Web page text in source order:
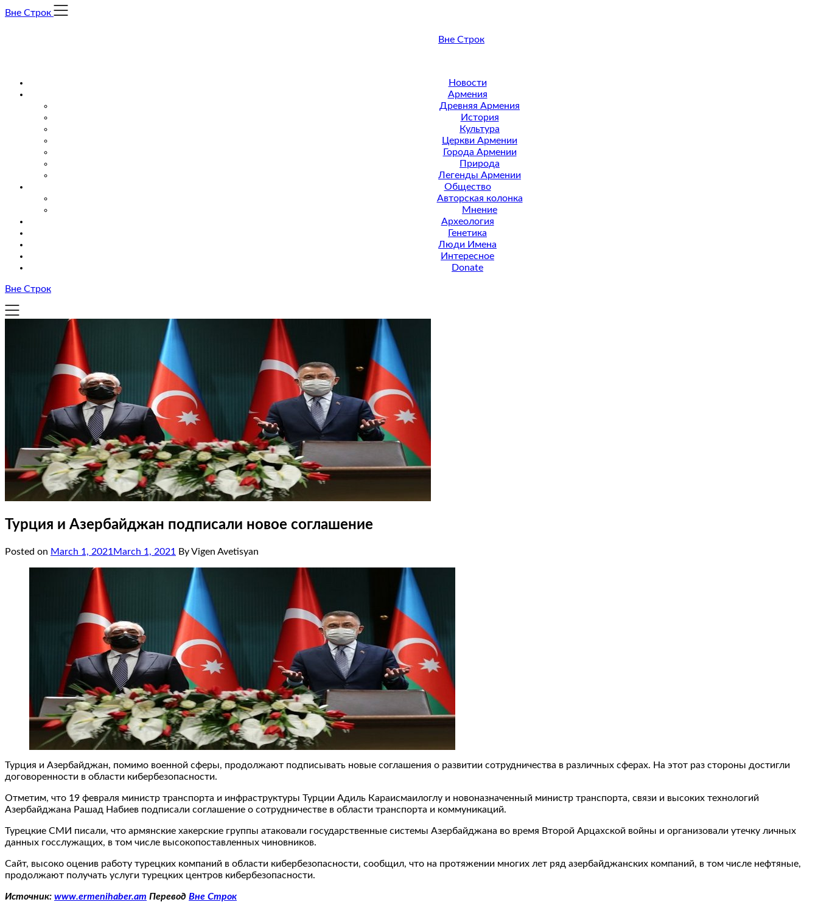
Skip
Вне Строк
Вне Строк
Новости
Армения
Древняя Армения
История
Культура
Церкви Армении
Города Армении
Природа
Легенды Армении
Общество
Авторская колонка
Мнение
Археология
Генетика
Люди Имена
Интересное
Donate
Вне Строк
Турция и Азербайджан подписали новое соглашение
Posted on March 1, 2021 March 1, 2021 By Vigen Avetisyan
Турция и Азербайджан, помимо военной сферы, продолжают подписывать новые соглашения о развитии сотрудничества в различных сферах. На этот раз стороны достигли
договоренности в области кибербезопасности.
Отметим, что 19 февраля министр транспорта и инфраструктуры Турции Адиль Караисмаилоглу и новоназначенный министр транспорта, связи и высоких технологий
Азербайджана Рашад Набиев подписали соглашение о сотрудничестве в области транспорта и коммуникаций.
Турецкие СМИ писали, что армянские хакерские группы атаковали государственные системы Азербайджана во время Второй Арцахской войны и организовали утечку личных
данных госслужащих, в том числе высокопоставленных чиновников.
Сайт, высоко оценив работу турецких компаний в области кибербезопасности, сообщил, что на протяжении многих лет ряд азербайджанских компаний, в том числе нефтяные,
продолжают получать услуги турецких центров кибербезопасности.
Источник: www.ermenihaber.am Перевод Вне Строк